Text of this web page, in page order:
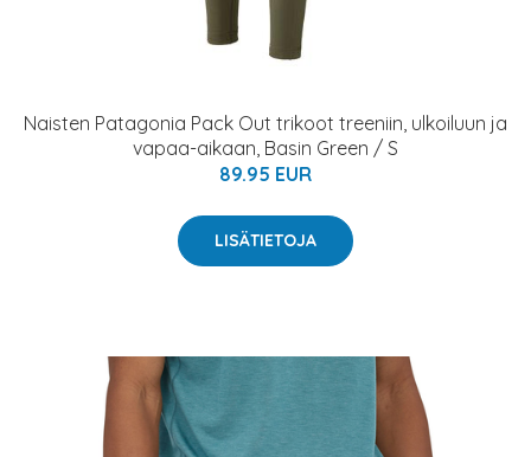
Naisten Patagonia Pack Out trikoot treeniin, ulkoiluun ja
vapaa-aikaan, Basin Green / S
89.95 EUR
LISÄTIETOJA